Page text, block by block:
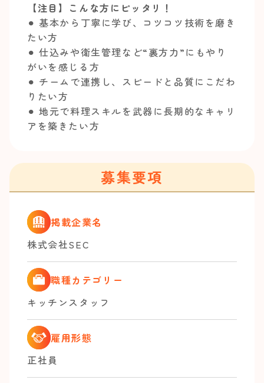
【注目】こんな方にピッタリ！
⚫︎ 基本から丁寧に学び、コツコツ技術を磨き
たい方
⚫︎ 仕込みや衛生管理など“裏方力”にもやり
がいを感じる方
⚫︎ チームで連携し、スピードと品質にこだわ
りたい方
⚫︎ 地元で料理スキルを武器に長期的なキャリ
アを築きたい方
募集要項
掲載企業名
株式会社SEC
職種カテゴリー
キッチンスタッフ
雇用形態
正社員